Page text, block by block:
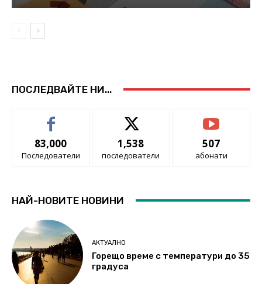
ПОСЛЕДВАЙТЕ НИ...
83,000
Последователи
1,538
последователи
507
абонати
НАЙ-НОВИТЕ НОВИНИ
АКТУАЛНО
Горещо време с температури до 35
градуса